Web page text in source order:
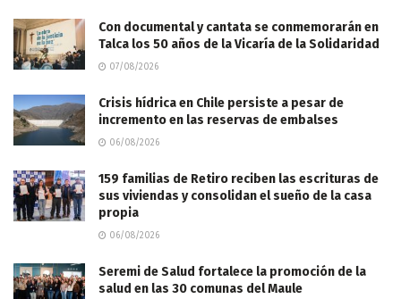
Con documental y cantata se conmemorarán en
Talca los 50 años de la Vicaría de la Solidaridad
07/08/2026
Crisis hídrica en Chile persiste a pesar de
incremento en las reservas de embalses
06/08/2026
159 familias de Retiro reciben las escrituras de
sus viviendas y consolidan el sueño de la casa
propia
06/08/2026
Seremi de Salud fortalece la promoción de la
salud en las 30 comunas del Maule